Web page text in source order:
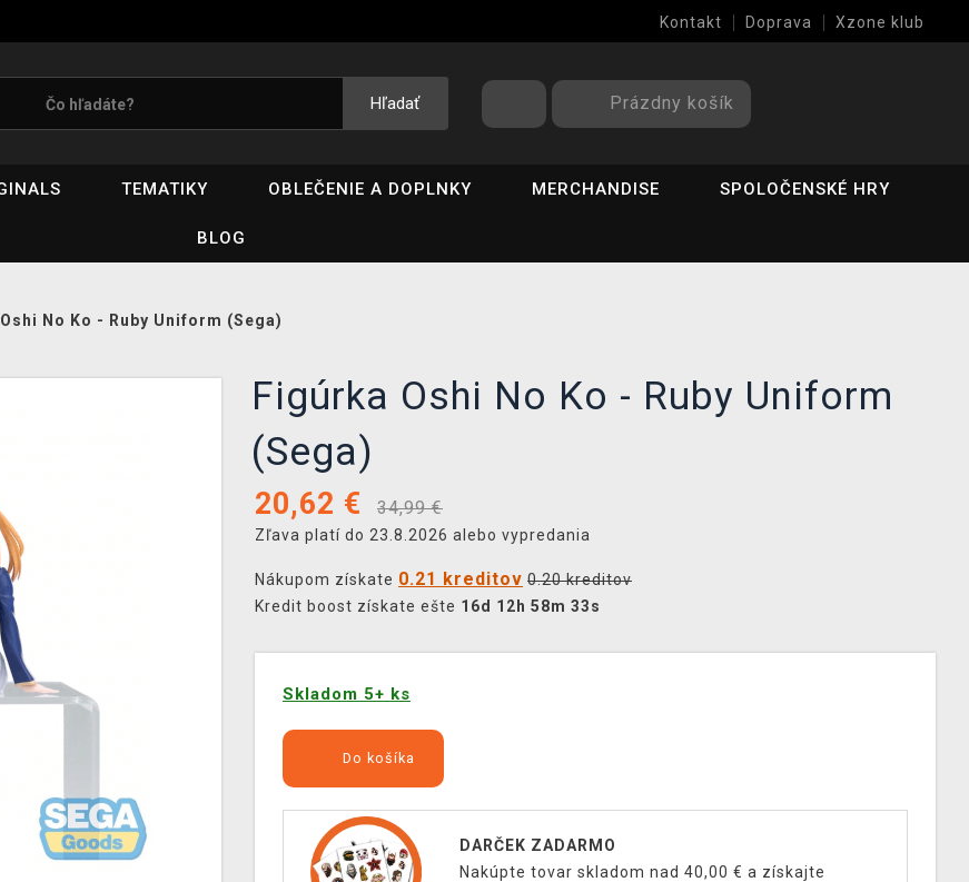
Kontakt Doprava Xzone klub
Hľadať Prázdny košík
TEMATIKY OBLEČENIE A DOPLNKY MERCHANDISE SPOLOČENSKÉ HRY
BLOG
No Ko - Ruby Uniform (Sega)
Figúrka Oshi No Ko - Ruby Uniform
(Sega)
20,62 € 34,99 €
Zľava platí do 23.8.2026 alebo vypredania
Nákupom získate 0.21 kreditov 0.20 kreditov
Kredit boost získate ešte 16d 12h 58m 32s
Skladom 5+ ks
Do košíka
DARČEK ZADARMO
Nakúpte tovar skladom nad 40,00 € a získajte